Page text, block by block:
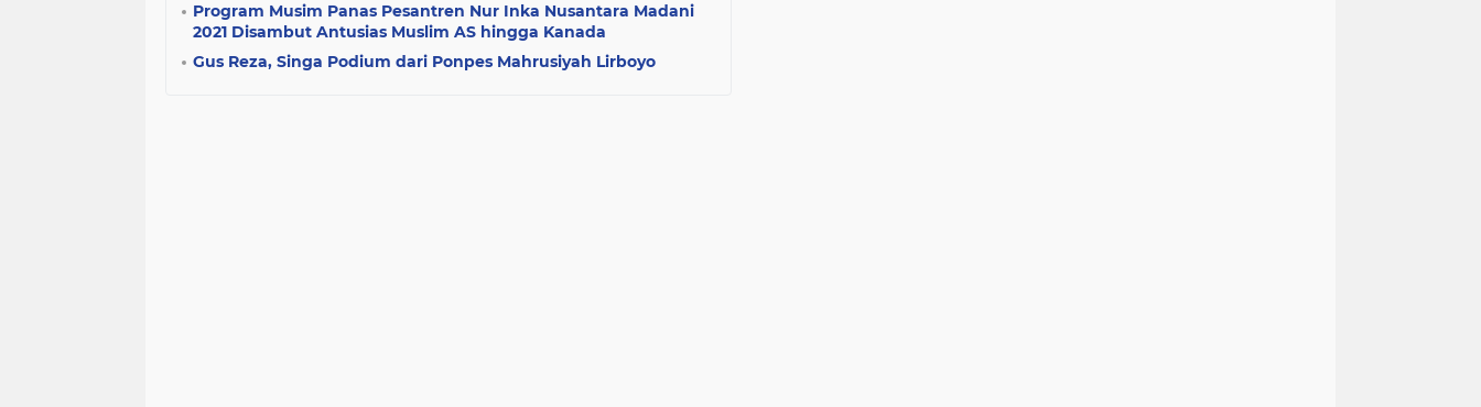
Program Musim Panas Pesantren Nur Inka Nusantara Madani
2021 Disambut Antusias Muslim AS hingga Kanada
Gus Reza, Singa Podium dari Ponpes Mahrusiyah Lirboyo